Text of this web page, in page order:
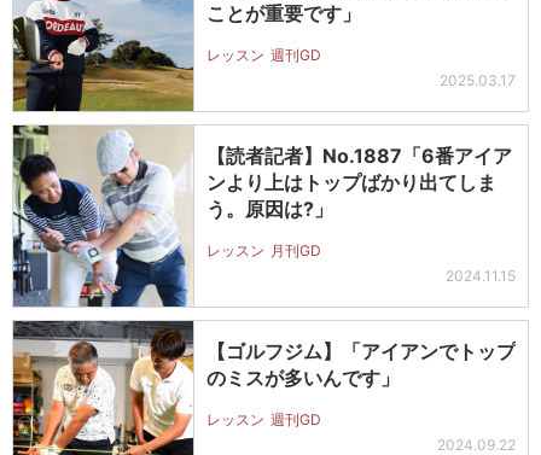
ことが重要です」
レッスン 週刊GD
2025.03.17
【読者記者】No.1887「6番アイア
ンより上はトップばかり出てしま
う。原因は?」
レッスン 月刊GD
2024.11.15
【ゴルフジム】「アイアンでトップ
のミスが多いんです」
レッスン 週刊GD
2024.09.22